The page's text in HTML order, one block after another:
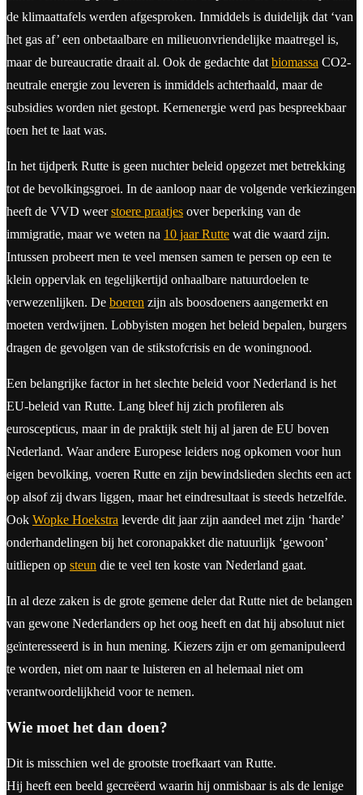
de klimaattafels werden afgesproken. Inmiddels is duidelijk dat ‘van
het gas af’ een onbetaalbare en milieuonvriendelijke maatregel is,
maar de bureaucratie draait al. Ook de gedachte dat biomassa CO2-
neutrale energie zou leveren is inmiddels achterhaald, maar de
subsidies worden niet gestopt. Kernenergie werd pas bespreekbaar
toen het te laat was.
In het tijdperk Rutte is geen nuchter beleid opgezet met betrekking
tot de bevolkingsgroei. In de aanloop naar de volgende verkiezingen
heeft de VVD weerstoere praatjes over beperking van de
immigratie, maar we weten na 10 jaar Rutte wat die waard zijn.
Intussen probeert men te veel mensen samen te persen op een te
klein oppervlak en tegelijkertijd onhaalbare natuurdoelen te
verwezenlijken. De boeren zijn als boosdoeners aangemerkt en
moeten verdwijnen. Lobbyisten mogen het beleid bepalen, burgers
dragen de gevolgen van de stikstofcrisis en de woningnood.
Een belangrijke factor in het slechte beleid voor Nederland is het
EU-beleid van Rutte. Lang bleef hij zich profileren als
euroscepticus, maar in de praktijk stelt hij al jaren de EU boven
Nederland. Waar andere Europese leiders nog opkomen voor hun
eigen bevolking, voeren Rutte en zijn bewindslieden slechts een act
op alsof zij dwars liggen, maar het eindresultaat is steeds hetzelfde.
Ook Wopke Hoekstra leverde dit jaar zijn aandeel met zijn ‘harde’
onderhandelingen bij het coronapakket die natuurlijk ‘gewoon’
uitliepen op steun die te veel ten koste van Nederland gaat.
In al deze zaken is de grote gemene deler dat Rutte niet de belangen
van gewone Nederlanders op het oog heeft en dat hij absoluut niet
geïnteresseerd is in hun mening. Kiezers zijn er om gemanipuleerd
te worden, niet om naar te luisteren en al helemaal niet om
verantwoordelijkheid voor te nemen.
Wie moet het dan doen?
Dit is misschien wel de grootste troefkaart van Rutte.
Hij heeft een beeld gecreëerd waarin hij onmisbaar is als de lenige